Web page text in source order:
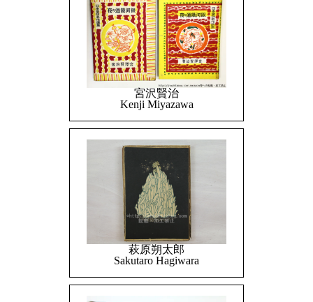
宮沢賢治
Kenji Miyazawa
萩原朔太郎
Sakutaro Hagiwara